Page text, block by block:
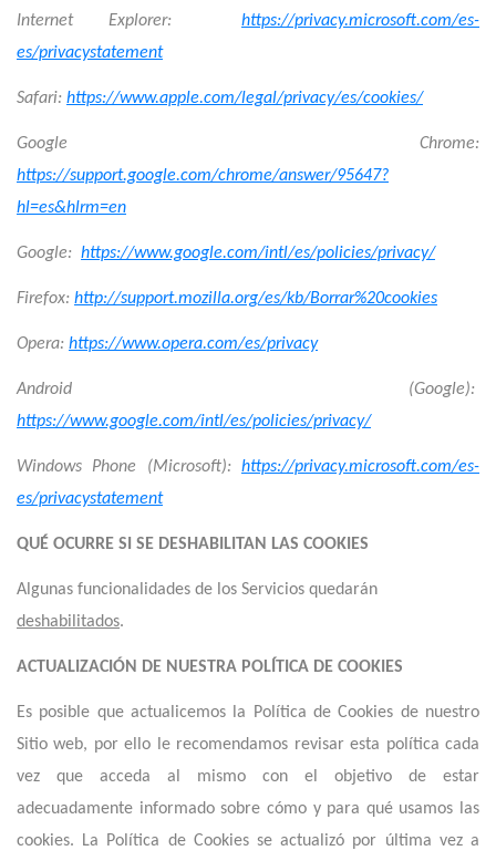
Internet Explorer: https://privacy.microsoft.com/es-
es/privacystatement
Safari: https://www.apple.com/legal/privacy/es/cookies/
Google Chrome:
https://support.google.com/chrome/answer/95647?
hl=es&hlrm=en
Google: https://www.google.com/intl/es/policies/privacy/
Firefox: http://support.mozilla.org/es/kb/Borrar%20cookies
Opera: https://www.opera.com/es/privacy
Android (Google):
https://www.google.com/intl/es/policies/privacy/
Windows Phone (Microsoft): https://privacy.microsoft.com/es-
es/privacystatement
QUÉ OCURRE SI SE DESHABILITAN LAS COOKIES
Algunas funcionalidades de los Servicios quedarán
deshabilitados.
ACTUALIZACIÓN DE NUESTRA POLÍTICA DE COOKIES
Es posible que actualicemos la Política de Cookies de nuestro
Sitio web, por ello le recomendamos revisar esta política cada
vez que acceda al mismo con el objetivo de estar
adecuadamente informado sobre cómo y para qué usamos las
cookies. La Política de Cookies se actualizó por última vez a